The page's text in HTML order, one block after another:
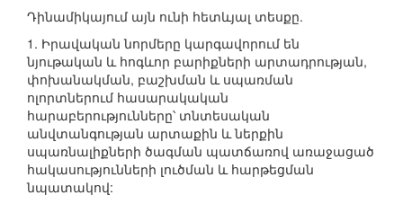
Դինամիկայում այն ունի հետևյալ տեսքը.
1. Իրավական նորմերը կարգավորում են
նյութական և հոգևոր բարիքների արտադրության,
փոխանակման, բաշխման և սպառման
ոլորտներում հասարակական
հարաբերությունները՝ տնտեսական
անվտանգության արտաքին և ներքին
սպառնալիքների ծագման պատճառով առաջացած
հակասությունների լուծման և հարթեցման
նպատակով: